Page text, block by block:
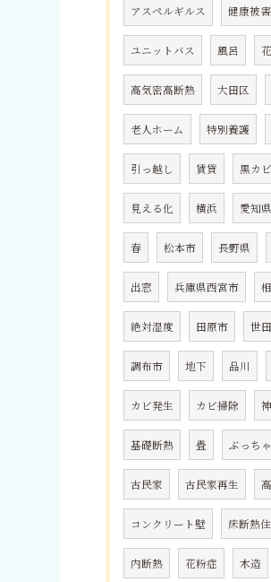
アスペルギルス 健康被害
ユニットバス 風呂
高気密高断熱 大田区
老人ホーム 特別養護
引っ越し 賃貸 黒カビ
見える化 横浜 愛知県
春 松本市 長野県
出窓 兵庫県西宮市
絶対湿度 田原市 世
調布市 地下 品川
カビ発生 カビ掃除
基礎断熱 畳 ぶっち
古民家 古民家再生
コンクリート壁 床断熱
内断熱 花粉症 木造